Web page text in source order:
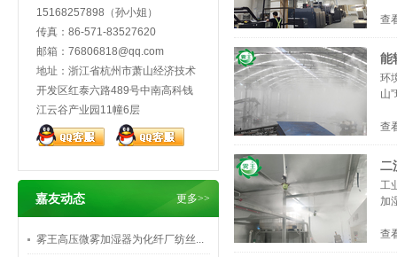
15168257898（孙小姐）
传真：86-571-83527620
邮箱： 76806818@qq.com
地址：浙江省杭州市萧山经济技术
开发区红泰六路489号中南高科钱
江云谷产业园11幢6层
嘉友动态 更多>>
雾王高压微雾加湿器为化纤厂纺丝...
查
能
环
山
查
二
工
加
查